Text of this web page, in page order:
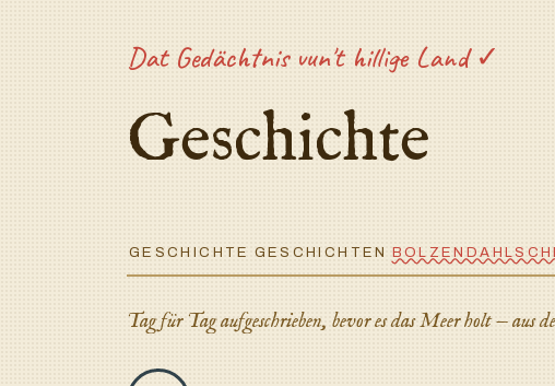
Dat Gedächtnis vun't hillige Land ✓
Geschichte
GESCHICHTE GESCHICHTEN
Tag für Tag aufgeschrieben, bevor es das Meer holt — aus